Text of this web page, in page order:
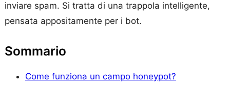
inviare spam. Si tratta di una trappola intelligente,
pensata appositamente per i bot.
Sommario
Come funziona un campo honeypot?